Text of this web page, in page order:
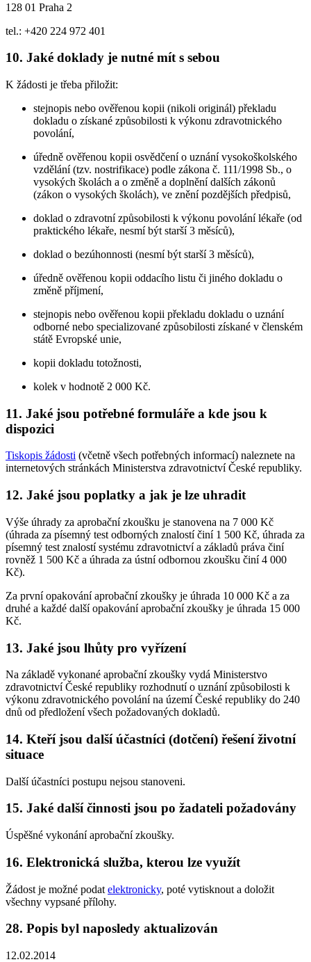
128 01 Praha 2
tel.: +420 224 972 401
10. Jaké doklady je nutné mít s sebou
K žádosti je třeba přiložit:
stejnopis nebo ověřenou kopii (nikoli originál) překladu
dokladu o získané způsobilosti k výkonu zdravotnického
povolání,
úředně ověřenou kopii osvědčení o uznání vysokoškolského
vzdělání (tzv. nostrifikace) podle zákona č. 111/1998 Sb., o
vysokých školách a o změně a doplnění dalších zákonů
(zákon o vysokých školách), ve znění pozdějších předpisů,
doklad o zdravotní způsobilosti k výkonu povolání lékaře (od
praktického lékaře, nesmí být starší 3 měsíců),
doklad o bezúhonnosti (nesmí být starší 3 měsíců),
úředně ověřenou kopii oddacího listu či jiného dokladu o
změně příjmení,
stejnopis nebo ověřenou kopii překladu dokladu o uznání
odborné nebo specializované způsobilosti získané v členském
státě Evropské unie,
kopii dokladu totožnosti,
kolek v hodnotě 2 000 Kč.
11. Jaké jsou potřebné formuláře a kde jsou k
dispozici
Tiskopis žádosti (včetně všech potřebných informací) naleznete na
internetových stránkách Ministerstva zdravotnictví České republiky.
12. Jaké jsou poplatky a jak je lze uhradit
Výše úhrady za aprobační zkoušku je stanovena na 7 000 Kč
(úhrada za písemný test odborných znalostí činí 1 500 Kč, úhrada za
písemný test znalostí systému zdravotnictví a základů práva činí
rovněž 1 500 Kč a úhrada za ústní odbornou zkoušku činí 4 000
Kč).
Za první opakování aprobační zkoušky je úhrada 10 000 Kč a za
druhé a každé další opakování aprobační zkoušky je úhrada 15 000
Kč.
13. Jaké jsou lhůty pro vyřízení
Na základě vykonané aprobační zkoušky vydá Ministerstvo
zdravotnictví České republiky rozhodnutí o uznání způsobilosti k
výkonu zdravotnického povolání na území České republiky do 240
dnů od předložení všech požadovaných dokladů.
14. Kteří jsou další účastníci (dotčení) řešení životní
situace
Další účastníci postupu nejsou stanoveni.
15. Jaké další činnosti jsou po žadateli požadovány
Úspěšné vykonání aprobační zkoušky.
16. Elektronická služba, kterou lze využít
Žádost je možné podat elektronicky, poté vytisknout a doložit
všechny vypsané přílohy.
28. Popis byl naposledy aktualizován
12.02.2014